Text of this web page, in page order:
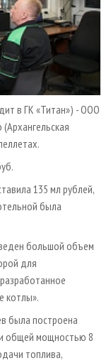
в ГК «Титан») - ООО
135 мл рублей,
была
большой объем
для
котлы».
была построена
общей мощностью 8
топлива,